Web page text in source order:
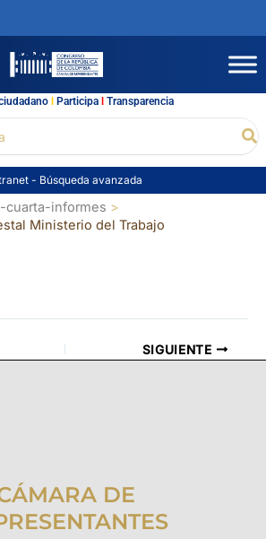
l Participal Transparencia
- Búsqueda avanzada
cuarta-informes
Ministerio del Trabajo
SIGUIENTE
DE